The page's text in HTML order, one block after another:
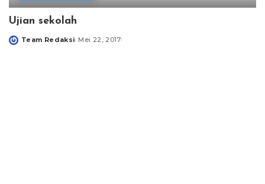
Ujian sekolah
Posted
Team Redaksi Mei 22, 2017